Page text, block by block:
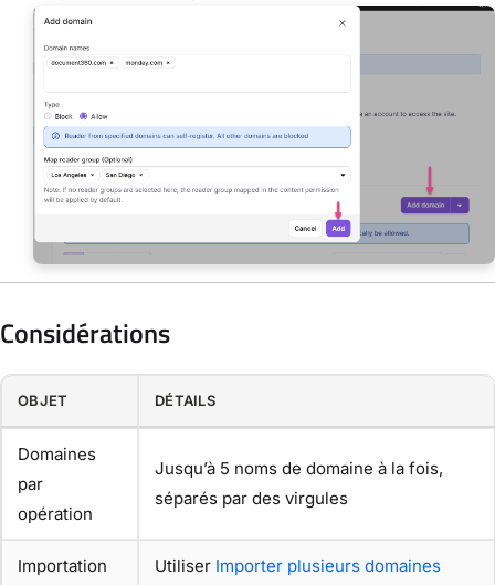
Considérations
OBJET DÉTAILS
Domaines
par
opération
Jusqu’à 5 noms de domaine à la fois,
séparés par des virgules
Importation
Utiliser Importer plusieurs domaines